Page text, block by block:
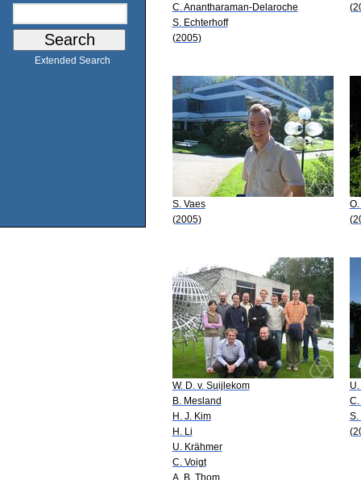
Extended Search
C. Anantharaman-Delaroche
S. Echterhoff
(2005)
S. Vaes
(2005)
W. D. v. Suijlekom
B. Mesland
H. J. Kim
H. Li
U. Krähmer
C. Voigt
A. B. Thom
S.